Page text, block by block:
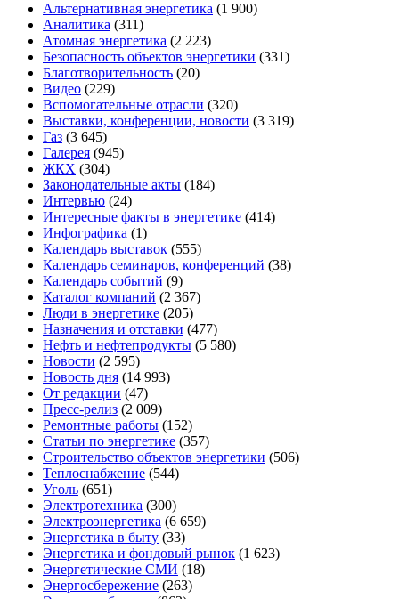
Альтернативная энергетика (1 900)
Аналитика (311)
Атомная энергетика (2 223)
Безопасность объектов энергетики (331)
Благотворительность (20)
Видео (229)
Вспомогательные отрасли (320)
Выставки, конференции, новости (3 319)
Газ (3 645)
Галерея (945)
ЖКХ (304)
Законодательные акты (184)
Интервью (24)
Интересные факты в энергетике (414)
Инфографика (1)
Календарь выставок (555)
Календарь семинаров, конференций (38)
Календарь событий (9)
Каталог компаний (2 367)
Люди в энергетике (205)
Назначения и отставки (477)
Нефть и нефтепродукты (5 580)
Новости (2 595)
Новость дня (14 993)
От редакции (47)
Пресс-релиз (2 009)
Ремонтные работы (152)
Статьи по энергетике (357)
Строительство объектов энергетики (506)
Теплоснабжение (544)
Уголь (651)
Электротехника (300)
Электроэнергетика (6 659)
Энергетика в быту (33)
Энергетика и фондовый рынок (1 623)
Энергетические СМИ (18)
Энергосбережение (263)